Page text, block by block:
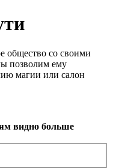
общество со своими
позволим ему
магии или салон
видно больше